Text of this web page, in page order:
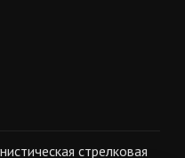
стрелковая